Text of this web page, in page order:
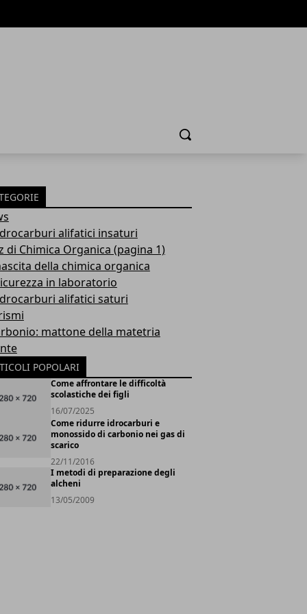
Cerca
alifatici insaturi
di Chimica Organica (pagina 1)
della chimica organica
in laboratorio
alifatici saturi
mattone della matetria
POPOLARI
Come affrontare le difficoltà
scolastiche dei figli
16/07/2025
Come ridurre idrocarburi e
monossido di carbonio nei gas di
scarico
22/11/2016
I metodi di preparazione degli
alcheni
13/05/2009